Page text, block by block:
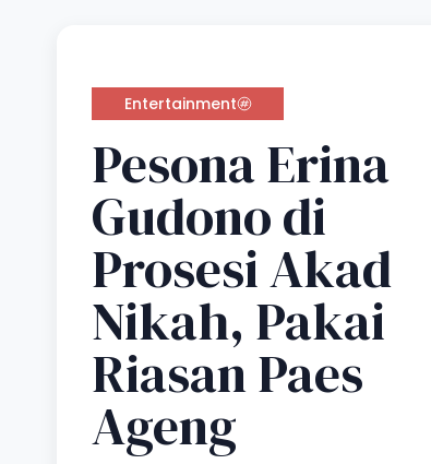
Entertainment
Pesona Erina
Gudono di
Prosesi Akad
Nikah, Pakai
Riasan Paes
Ageng